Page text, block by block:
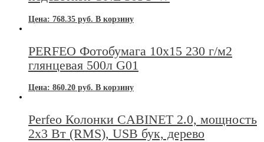
Цена: 768.35 руб. В корзину
PERFEO Фотобумага 10х15 230 г/м2
глянцевая 500л G01
Цена: 860.20 руб. В корзину
Perfeo Колонки CABINET 2.0, мощность
2х3 Вт (RMS), USB бук, дерево